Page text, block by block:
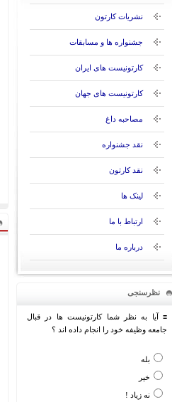
نشریات کارتون
جشنواره ها و مسابقات
کارتونیست های ایران
کارتونیست های جهان
مصاحبه داغ
نقد جشنواره
نقد کارتون
لینک ها
ارتباط با ما
درباره ما
نظرسنجی
≡ آیا به نظر شما کارتونیست ها در قبال
جامعه وظیفه خود را انجام داده اند ؟
بله
خیر
نه زیاد !